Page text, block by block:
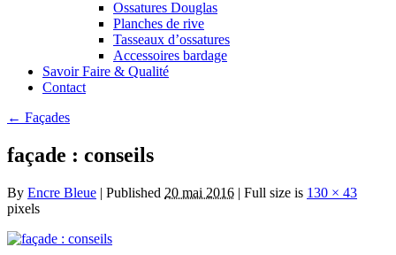
Ossatures Douglas
Planches de rive
Tasseaux d’ossatures
Accessoires bardage
Savoir Faire & Qualité
Contact
← Façades
façade : conseils
By Encre Bleue | Published 20 mai 2016 | Full size is 130 × 43
pixels